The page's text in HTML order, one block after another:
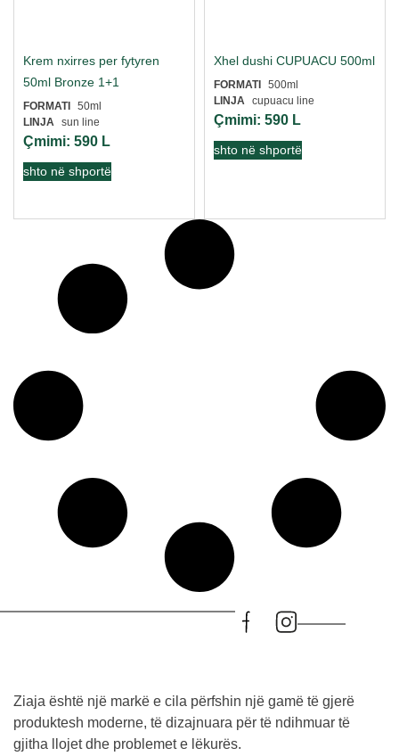
Krem nxirres per fytyren
50ml Bronze 1+1
FORMATI 50ml
LINJA sun line
Çmimi: 590 L
shto në shportë
Xhel dushi CUPUACU 500ml
FORMATI 500ml
LINJA cupuacu line
Çmimi: 590 L
shto në shportë
Ziaja është një markë e cila përfshin një gamë të gjerë
produktesh moderne, të dizajnuara për të ndihmuar të
gjitha llojet dhe problemet e lëkurës.